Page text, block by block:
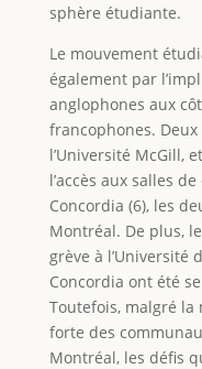
sphère étudiante.
Le mouvement
également par
anglophones aux
francophones.
l’Université McGill,
l’accès aux salles
Concordia (6), les
Montréal. De plus,
grève à l’Université
Concordia ont été
Toutefois, malgré
forte des
Montréal, les défis